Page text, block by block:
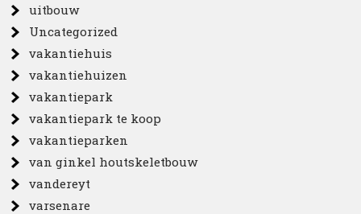
uitbouw
Uncategorized
vakantiehuis
vakantiehuizen
vakantiepark
vakantiepark te koop
vakantieparken
van ginkel houtskeletbouw
vandereyt
varsenare